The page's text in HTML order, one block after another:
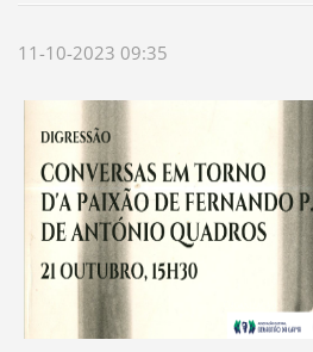
11-10-2023 09:35